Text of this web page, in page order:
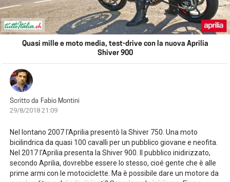
Quasi mille e moto media, test-drive con la nuova Aprilia
Shiver 900
Scritto da Fabio Montini
29/8/2018 21:09
Nel lontano 2007 l'Aprilia presentò la Shiver 750. Una moto
bicilindrica da quasi 100 cavalli per un pubblico giovane e neofita.
Nel 2017 l'Aprilia presenta la Shiver 900. Il pubblico inidirizzato,
secondo Aprilia, dovrebbe essere lo stesso, cioé gente che è alle
prime armi con le motociclette. Ma è possibile dare un motore da